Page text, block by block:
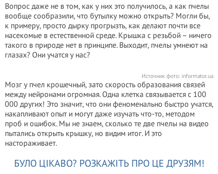
Вопрос даже не в том, как у них это получилось, а как пчелы
вообще сообразили, что бутылку можно открыть? Могли бы,
к примеру, просто дырку прогрызть, как делают почти все
насекомые в естественной среде. Крышка с резьбой – ничего
такого в природе нет в принципе. Выходит, пчелы умнеют на
глазах? Они учатся у нас?
Источник фото: informator.ua
Мозг у пчел крошечный, зато скорость образования связей
между нейронами огромная. Одна клетка связывается с 100
000 других! Это значит, что они феноменально быстро учатся,
накапливают опыт и могут даже изучать что-то, методом
проб и ошибок. Мы не знаем, сколько те две пчелы на видео
пытались открыть крышку, но видим итог. И это
настораживает.
БУЛО ЦІКАВО? РОЗКАЖІТЬ ПРО ЦЕ ДРУЗЯМ!